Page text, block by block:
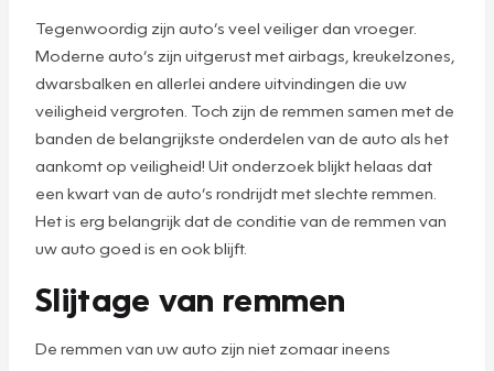
Tegenwoordig zijn auto’s veel veiliger dan vroeger.
Moderne auto’s zijn uitgerust met airbags, kreukelzones,
dwarsbalken en allerlei andere uitvindingen die uw
veiligheid vergroten. Toch zijn de remmen samen met de
banden de belangrijkste onderdelen van de auto als het
aankomt op veiligheid! Uit onderzoek blijkt helaas dat
een kwart van de auto’s rondrijdt met slechte remmen.
Het is erg belangrijk dat de conditie van de remmen van
uw auto goed is en ook blijft.
Slijtage van remmen
De remmen van uw auto zijn niet zomaar ineens